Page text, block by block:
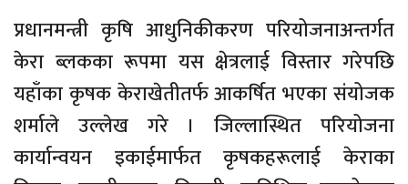
प्रधानमन्त्री कृषि आधुनिकीकरण परियोजनाअन्तर्गत
केरा ब्लकका रूपमा यस क्षेत्रलाई विस्तार गरेपछि
यहाँका कृषक केराखेतीतर्फ आकर्षित भएका संयोजक
शर्माले उल्लेख गरे । जिल्लास्थित परियोजना
कार्यान्वयन इकाईमार्फत कृषकहरूलाई केराका